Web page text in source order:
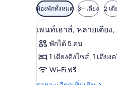
ตัว
กรอง
ที่
มี
ให้
สำหรับ
ห้อง
ห้องพักทั้งหมด 3+ เตียง 2 เตี
เปิด
ภาพถ่าย
ทั้งหมด
ของ
3
เพนท์เฮาส์, หลายเตีย
พักได้ 5 คน
1 เตียงคิงไซส์, 1 เตียง
Wi-Fi ฟรี